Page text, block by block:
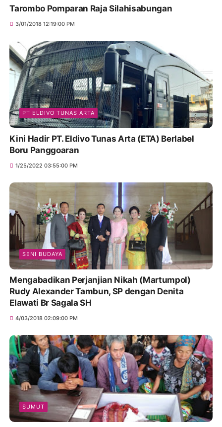
Tarombo Pomparan Raja Silahisabungan
3/01/2018 12:19:00 PM
PT ELDIVO TUNAS ARTA
Kini Hadir PT. Eldivo Tunas Arta (ETA) Berlabel
Boru Panggoaran
1/25/2022 03:55:00 PM
SENI BUDAYA
Mengabadikan Perjanjian Nikah (Martumpol)
Rudy Alexander Tambun, SP dengan Denita
Elawati Br Sagala SH
4/03/2018 02:09:00 PM
SUMUT